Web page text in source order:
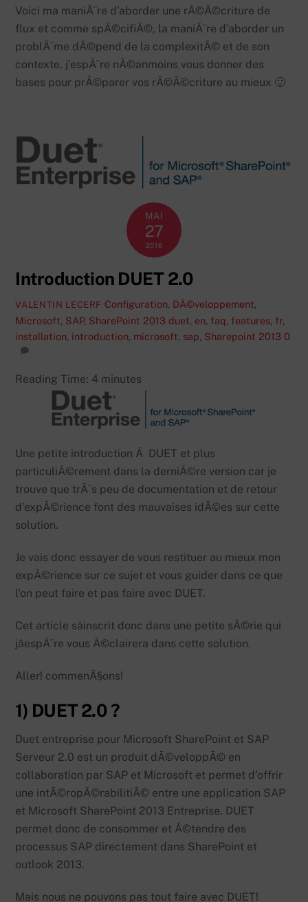
Voici ma maniÃ¨re d’aborder une rÃ©Ã©criture de
flux et comme spÃ©cifiÃ©, la maniÃ¨re d’aborder un
problÃ¨me dÃ©pend de la complexitÃ© et de son
contexte, j’espÃ¨re nÃ©anmoins vous donner des
bases pour prÃ©parer vos rÃ©Ã©criture au mieux 🙂
MAI
27
2016
Introduction DUET 2.0
VALENTIN LECERF Configuration, DÃ©veloppement,
Microsoft, SAP, SharePoint 2013 duet, en, faq, features, fr,
installation, introduction, microsoft, sap, Sharepoint 2013 0
Reading Time: 4 minutes
Une petite introduction Ã DUET et plus
particuliÃ©rement dans la derniÃ©re version car je
trouve que trÃ¨s peu de documentation et de retour
d’expÃ©rience font des mauvaises idÃ©es sur cette
solution.
Je vais donc essayer de vous restituer au mieux mon
expÃ©rience sur ce sujet et vous guider dans ce que
l’on peut faire et pas faire avec DUET.
Cet article sâinscrit donc dans une petite sÃ©rie qui
jâespÃ¨re vous Ã©clairera dans cette solution.
Aller! commenÃ§ons!
1) DUET 2.0 ?
Duet entreprise pour Microsoft SharePoint et SAP
Serveur 2.0 est un produit dÃ©veloppÃ© en
collaboration par SAP et Microsoft et permet d’offrir
une intÃ©ropÃ©rabilitiÃ© entre une application SAP
et Microsoft SharePoint 2013 Entreprise. DUET
permet donc de consommer et Ã©tendre des
processus SAP directement dans SharePoint et
outlook 2013.
Mais nous ne pouvons pas tout faire avec DUET!